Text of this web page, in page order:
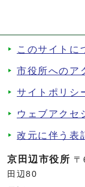
このサイトに
市役所へのア
サイトポリシ
ウェブアクセ
改元に伴う表
京田辺市役所
田辺80